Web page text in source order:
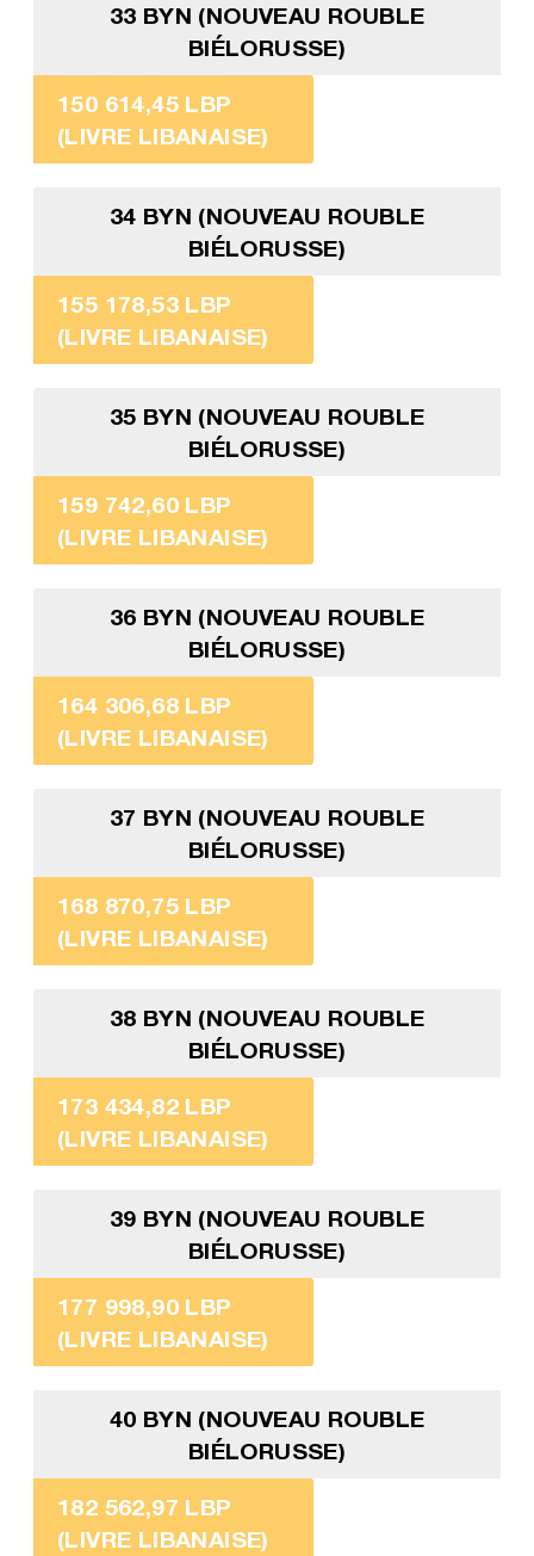
33 BYN (NOUVEAU ROUBLE
BIÉLORUSSE)
150 614,45 LBP
(LIVRE LIBANAISE)
34 BYN (NOUVEAU ROUBLE
BIÉLORUSSE)
155 178,53 LBP
(LIVRE LIBANAISE)
35 BYN (NOUVEAU ROUBLE
BIÉLORUSSE)
159 742,60 LBP
(LIVRE LIBANAISE)
36 BYN (NOUVEAU ROUBLE
BIÉLORUSSE)
164 306,68 LBP
(LIVRE LIBANAISE)
37 BYN (NOUVEAU ROUBLE
BIÉLORUSSE)
168 870,75 LBP
(LIVRE LIBANAISE)
38 BYN (NOUVEAU ROUBLE
BIÉLORUSSE)
173 434,82 LBP
(LIVRE LIBANAISE)
39 BYN (NOUVEAU ROUBLE
BIÉLORUSSE)
177 998,90 LBP
(LIVRE LIBANAISE)
40 BYN (NOUVEAU ROUBLE
BIÉLORUSSE)
182 562,97 LBP
(LIVRE LIBANAISE)